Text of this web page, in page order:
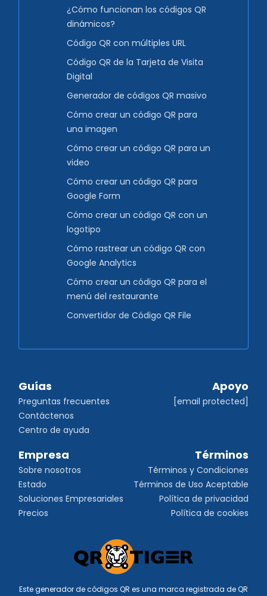
¿Cómo funcionan los códigos QR
dinámicos?
Código QR con múltiples URL
Código QR de la Tarjeta de Visita
Digital
Generador de códigos QR masivo
Cómo crear un código QR para
una imagen
Cómo crear un código QR para un
video
Cómo crear un código QR para
Google Form
Cómo crear un código QR con un
logotipo
Cómo rastrear un código QR con
Google Analytics
Cómo crear un código QR para el
menú del restaurante
Convertidor de Código QR File
Guías
Preguntas frecuentes
Contáctenos
Centro de ayuda
Apoyo
[email protected]
Empresa
Sobre nosotros
Estado
Soluciones Empresariales
Precios
Términos
Términos y Condiciones
Términos de Uso Aceptable
Política de privacidad
Política de cookies
Este generador de códigos QR es una marca registrada de QR